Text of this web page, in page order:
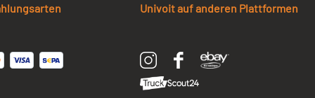
Univoit auf anderen Plattformen